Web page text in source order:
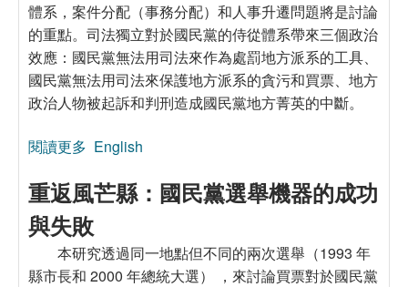
體系，案件分配（事務分配）和人事升遷問題將是討論
的重點。司法獨立對於國民黨的侍從體系帶來三個政治
效應：國民黨無法用司法來作為處罰地方派系的工具、
國民黨無法用司法來保護地方派系的貪污和買票、地方
政治人物被起訴和判刑造成國民黨地方菁英的中斷。
閱讀更多 關於台灣的司法獨立改革與國民黨侍從主義的崩潰
English
重返風芒縣：國民黨選舉機器的成功
與失敗
本研究透過同一地點但不同的兩次選舉（1993 年
縣市長和 2000 年總統大選） ，來討論買票對於國民黨